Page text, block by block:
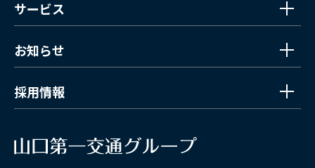
サービス
お知らせ
採用情報